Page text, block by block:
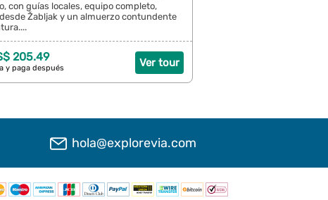
con guías locales, equipo completo,
Žabljak y un almuerzo contundente
Ver tour
205.49
y paga después
hola@explorevia.com